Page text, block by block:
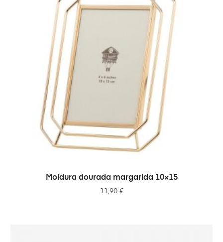
ADICIONAR
Moldura dourada margarida 10×15
11,90 €